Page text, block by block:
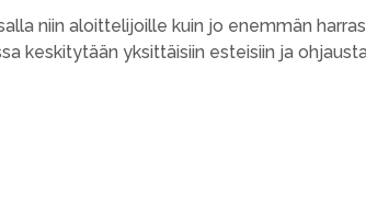
niin aloittelijoille kuin jo enemmän
keskitytään yksittäisiin esteisiin ja